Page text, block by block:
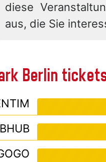
diese
aus, die Sie
Berlin